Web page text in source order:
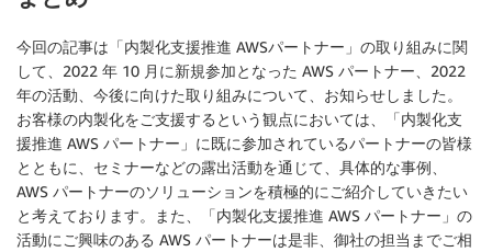
今回の記事は「内製化支援推進 AWSパートナー」の取り組みに関
して、2022 年 10 月に新規参加となった AWS パートナー、2022
年の活動、今後に向けた取り組みについて、お知らせしました。
お客様の内製化をご支援するという観点においては、「内製化支
援推進 AWS パートナー」に既に参加されているパートナーの皆様
とともに、セミナーなどの露出活動を通じて、具体的な事例、
AWS パートナーのソリューションを積極的にご紹介していきたい
と考えております。また、「内製化支援推進 AWS パートナー」の
活動にご興味のある AWS パートナーは是非、御社の担当までご相